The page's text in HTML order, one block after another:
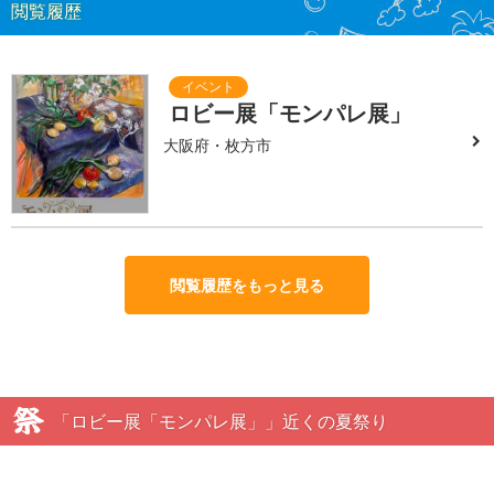
閲覧履歴
ロビー展「モンパレ展」
大阪府・枚方市
閲覧履歴をもっと見る
「ロビー展「モンパレ展」」近くの夏祭り